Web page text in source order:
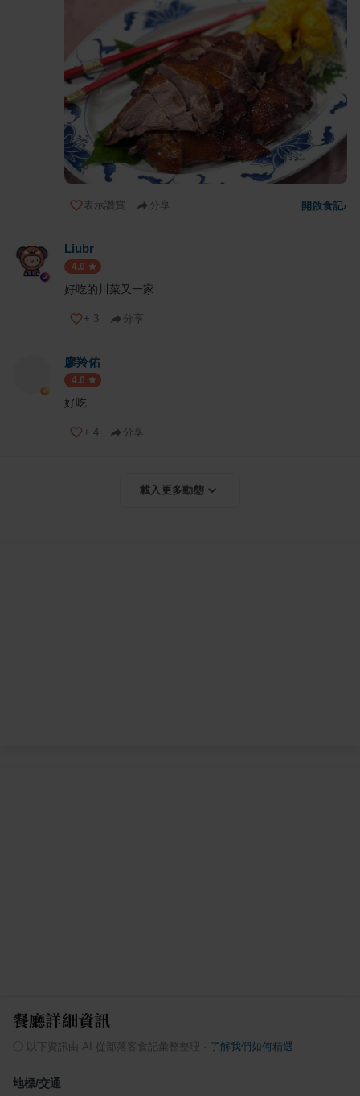
表示讚賞 分享 開啟食記›
Liubr
4.0
好吃的川菜又一家
+ 3 分享
廖羚佑
4.0
好吃
+ 4 分享
載入更多動態
餐廳詳細資訊
ⓘ 以下資訊由 AI 從部落客食記彙整整理 了解我們如何精選
地標/交通